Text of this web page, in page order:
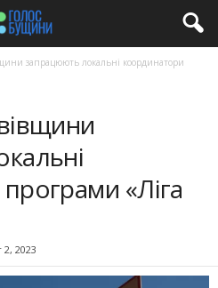
запрацюють локальні координатори
«Ліга
2023